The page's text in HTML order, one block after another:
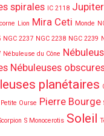
spirales IC 2118 Jupiter
Lion Mira Ceti Monde
NGC 2237 NGC 2238 NGC 2239
Nébuleuse du Cône
Nébuleuses
planétaires
Petite Ourse Pierre Bourge
S Monocerotis Soleil